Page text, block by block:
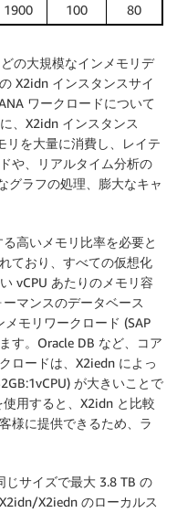
1900 100 80
の大規模なインメモリデ
X2idn インスタンスサイ
ワークロードについて
、X2idn インスタンス
リを大量に消費し、レイテ
や、リアルタイム分析の
グラフの処理、膨大なキャ
高いメモリ比率を必要と
ており、すべての仮想化
vCPU あたりのメモリ容
マンスのデータベース
モリワークロード (SAP
す。Oracle DB など、コア
ロードは、X2iedn によっ
が大きいことで
用すると、X2idn と比較
様に提供できるため、ラ
じサイズで最大 3.8 TB の
X2iedn のローカルス